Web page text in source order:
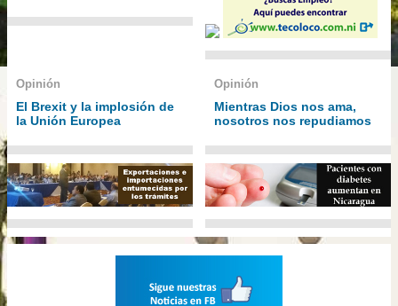
Opinión
El Brexit y la implosión de
la Unión Europea
Opinión
Mientras Dios nos ama,
nosotros nos repudiamos